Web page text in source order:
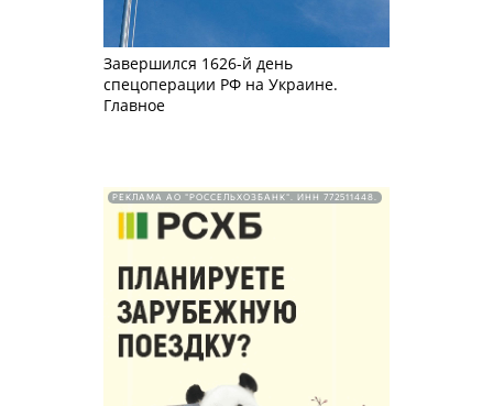
Завершился 1626-й день
спецоперации РФ на Украине.
Главное
РЕКЛАМА АО "РОССЕЛЬХОЗБАНК". ИНН 772511448.